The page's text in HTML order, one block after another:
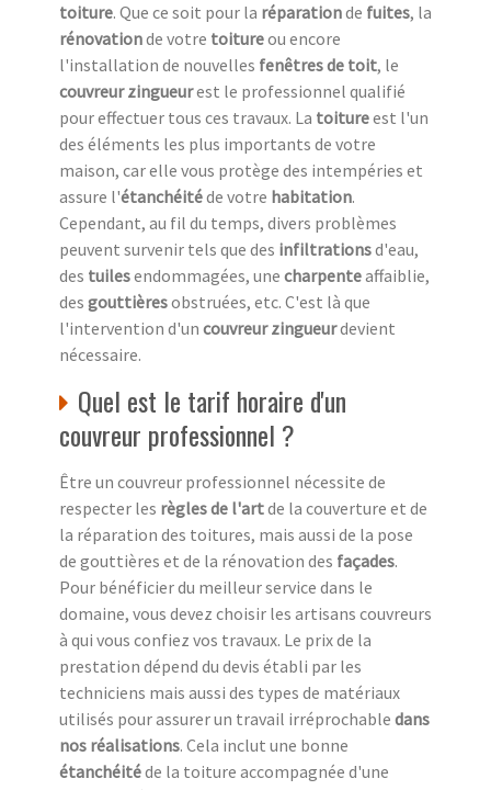
toiture. Que ce soit pour la réparationde fuites, la
rénovationde votre toitureou encore
l'installation de nouvelles fenêtres de toit, le
couvreur zingueurest le professionnel qualifié
pour effectuer tous ces travaux. La toitureest l'un
des éléments les plus importants de votre
maison, car elle vous protège des intempéries et
assure l'étanchéitéde votre habitation.
Cependant, au fil du temps, divers problèmes
peuvent survenir tels que des infiltrationsd'eau,
des tuilesendommagées, une charpenteaffaiblie,
des gouttièresobstruées, etc. C'est là que
l'intervention d'un couvreur zingueurdevient
nécessaire.
Quel est le tarif horaire d'un
couvreur professionnel ?
Être un couvreur professionnel nécessite de
respecter les règles de l'artde la couverture et de
la réparation des toitures, mais aussi de la pose
de gouttières et de la rénovation des façades.
Pour bénéficier du meilleur service dans le
domaine, vous devez choisir les artisans couvreurs
à qui vous confiez vos travaux. Le prix de la
prestation dépend du devis établi par les
techniciens mais aussi des types de matériaux
utilisés pour assurer un travail irréprochable dans
nos réalisations. Cela inclut une bonne
étanchéitéde la toiture accompagnée d'une